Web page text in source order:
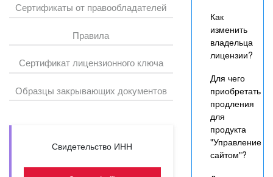
или войдите с помощью
Сертификаты от правообладателей
Правила
Сертификат лицензионного ключа
Образцы закрывающих документов
Свидетельство ИНН
Как
изменить
владельца
лицензии?
Для чего
приобретать
продления
для
продукта
"Управление
сайтом"?